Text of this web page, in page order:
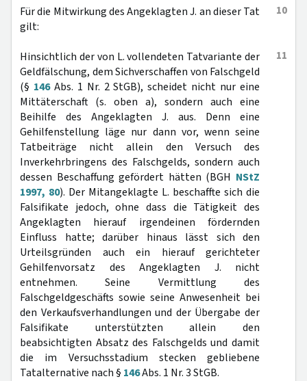
10
Für die Mitwirkung des Angeklagten J. an dieser Tat
gilt:
11
Hinsichtlich der von L. vollendeten Tatvariante der
Geldfälschung, dem Sichverschaffen von Falschgeld
(§ 146Abs. 1 Nr. 2 StGB), scheidet nicht nur eine
Mittäterschaft (s. oben a), sondern auch eine
Beihilfe des Angeklagten J. aus. Denn eine
Gehilfenstellung läge nur dann vor, wenn seine
Tatbeiträge nicht allein den Versuch des
Inverkehrbringens des Falschgelds, sondern auch
dessen Beschaffung gefördert hätten (BGH NStZ
1997, 80). Der Mitangeklagte L. beschaffte sich die
Falsifikate jedoch, ohne dass die Tätigkeit des
Angeklagten hierauf irgendeinen fördernden
Einfluss hatte; darüber hinaus lässt sich den
Urteilsgründen auch ein hierauf gerichteter
Gehilfenvorsatz des Angeklagten J. nicht
entnehmen. Seine Vermittlung des
Falschgeldgeschäfts sowie seine Anwesenheit bei
den Verkaufsverhandlungen und der Übergabe der
Falsifikate unterstützten allein den
beabsichtigten Absatz des Falschgelds und damit
die im Versuchsstadium stecken gebliebene
Tatalternative nach § 146Abs. 1 Nr. 3 StGB.